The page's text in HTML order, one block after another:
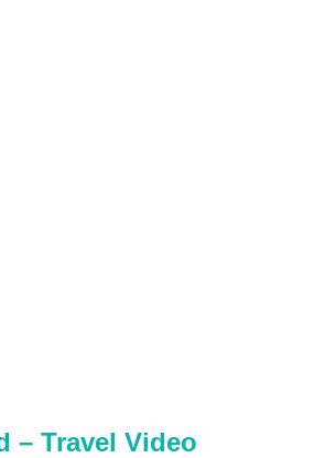
– Travel Video